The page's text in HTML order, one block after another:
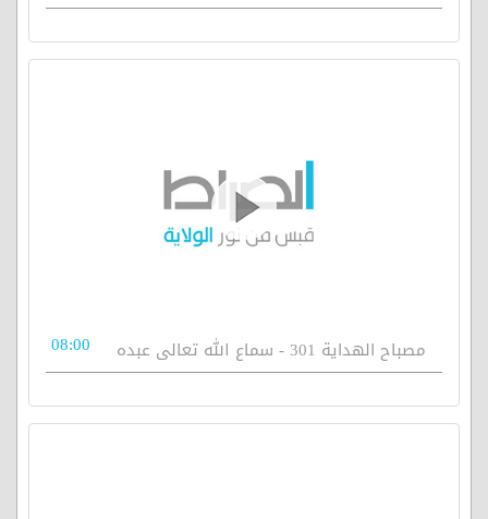
مصباح الهداية 301 - سماع الله تعالى عبده 08:00